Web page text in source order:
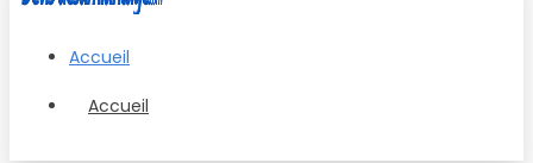
Accueil
Accueil